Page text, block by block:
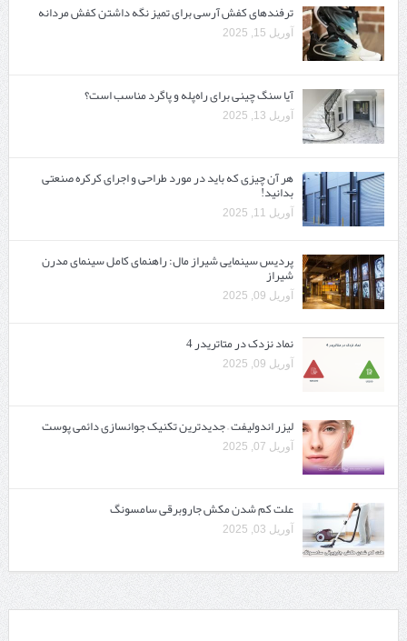
ترفندهای کفش آرسی برای تمیز نگه داشتن کفش مردانه
آوریل 15, 2025
آیا سنگ چینی برای راه‌پله و پاگرد مناسب است؟
آوریل 13, 2025
هر آن چیزی که باید در مورد طراحی و اجرای کرکره صنعتی
بدانید!
آوریل 11, 2025
پردیس سینمایی شیراز مال: راهنمای کامل سینمای مدرن
شیراز
آوریل 09, 2025
نماد نزدک در متاتریدر 4
آوریل 09, 2025
لیزر اندولیفت – جدیدترین تکنیک جوانسازی دائمی پوست
آوریل 07, 2025
علت کم شدن مکش جاروبرقی سامسونگ
آوریل 03, 2025